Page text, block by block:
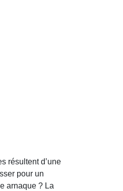
résultent d’une
pour un
arnaque ? La